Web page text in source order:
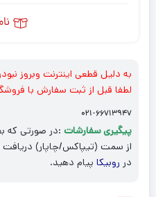
به دلیل قطعی اینترنت وبروز
لطفا قبل از ثبت سفارش با
۰۲۱-۶۶۷۱۳۹۴۷
پیگیری سفارشات
در روبیکا پیام دهید.